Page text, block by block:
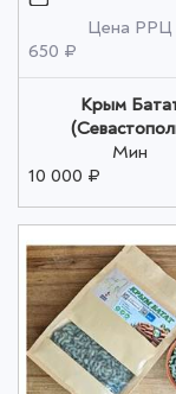
Цена РРЦ
650 ₽
Крым
Мин
10 000 ₽